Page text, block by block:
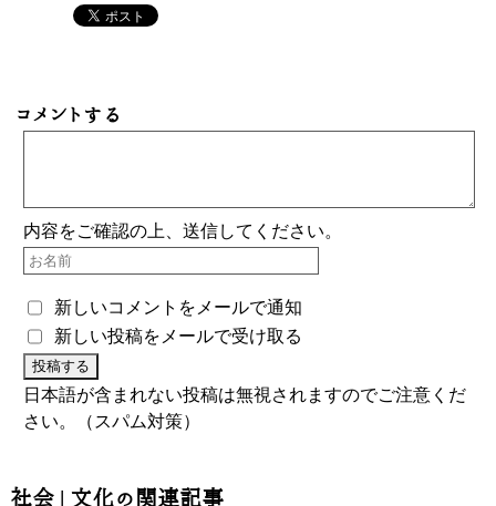
コメントする
内容をご確認の上、送信してください。
新しいコメントをメールで通知
新しい投稿をメールで受け取る
日本語が含まれない投稿は無視されますのでご注意くだ
さい。（スパム対策）
社会| 文化の関連記事